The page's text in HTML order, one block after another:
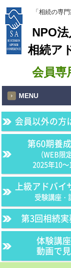
「相続の専
NPO法
相続ア
会員専
MENU
会員以外の方
第60期養
（WEB限
2025年10〜
上級アドバイ
受験講座・
第3回相続
体験講
動画で